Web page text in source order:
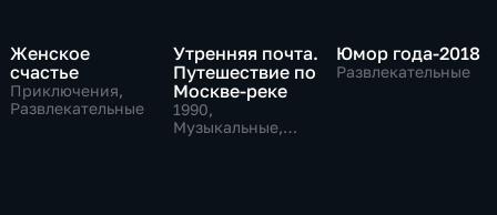
Женское
счастье
Приключения,
Развлекательные
Утренняя почта.
Путешествие по
Москве-реке
1990,
Музыкальные,
Юмор года-2018
Развлекательные